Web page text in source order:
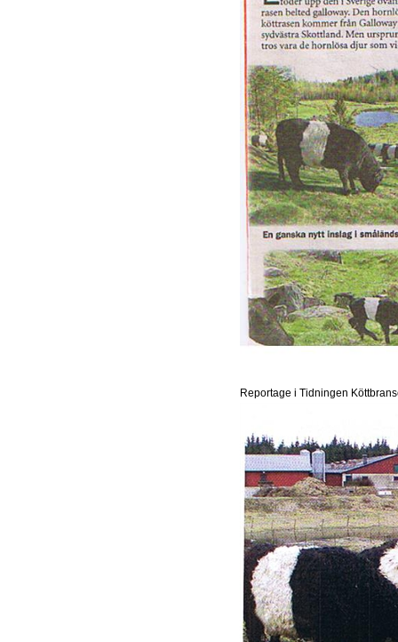
Reportage i Tidningen